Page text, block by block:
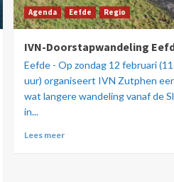
Agenda Eefde Regio
IVN-Doorstapwandeling
Eefde - Op zondag 12 februari
uur) organiseert IVN Zutphen
wat langere wandeling vanaf de
in...
Lees meer